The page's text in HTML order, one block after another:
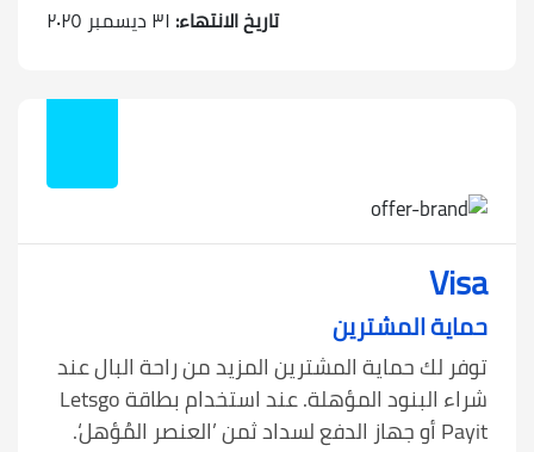
تاريخ الانتهاء: ٣١ ديسمبر ٢٠٢٥
Visa
حماية المشترين
توفر لك حماية المشترين المزيد من راحة البال عند
شراء البنود المؤهلة. عند استخدام بطاقة Letsgo
Payit أو جهاز الدفع لسداد ثمن ’العنصر المُؤهل‘.